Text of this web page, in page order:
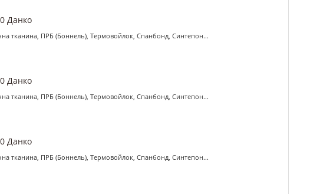
Данко
тканина, ПРБ (Боннель), Термовойлок, Спанбонд, Синтепон...
Данко
тканина, ПРБ (Боннель), Термовойлок, Спанбонд, Синтепон...
Данко
тканина, ПРБ (Боннель), Термовойлок, Спанбонд, Синтепон...